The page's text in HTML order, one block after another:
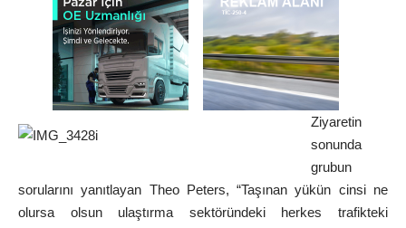
Ziyaretin
sonunda
grubun
sorularını yanıtlayan Theo Peters, “Taşınan yükün cinsi ne
olursa olsun ulaştırma sektöründeki herkes trafikteki